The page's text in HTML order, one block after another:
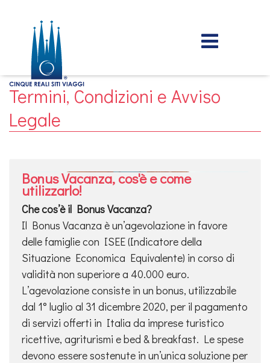
Termini, Condizioni e Avviso
Legale
Bonus Vacanza, cos'è e come
utilizzarlo!
Che cos’è il Bonus Vacanza?
Il Bonus Vacanza è un’agevolazione in favore
delle famiglie con ISEE (Indicatore della
Situazione Economica Equivalente) in corso di
validità non superiore a 40.000 euro.
L’agevolazione consiste in un bonus, utilizzabile
dal 1° luglio al 31 dicembre 2020, per il pagamento
di servizi offerti in Italia da imprese turistico
ricettive, agriturismi e bed & breakfast. Le spese
devono essere sostenute in un’unica soluzione per